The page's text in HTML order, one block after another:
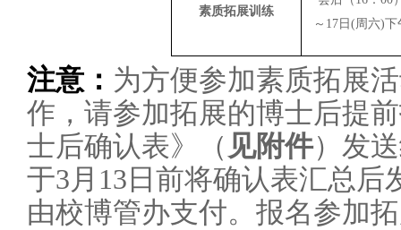
素质拓展训练
～17日(周六)下
注意： 为方便参加素质拓展
作，请参加拓展的博士后提
士后确认表》（ 见附件）发
于3月13日前将确认表汇总后
由校博管办支付。报名参加